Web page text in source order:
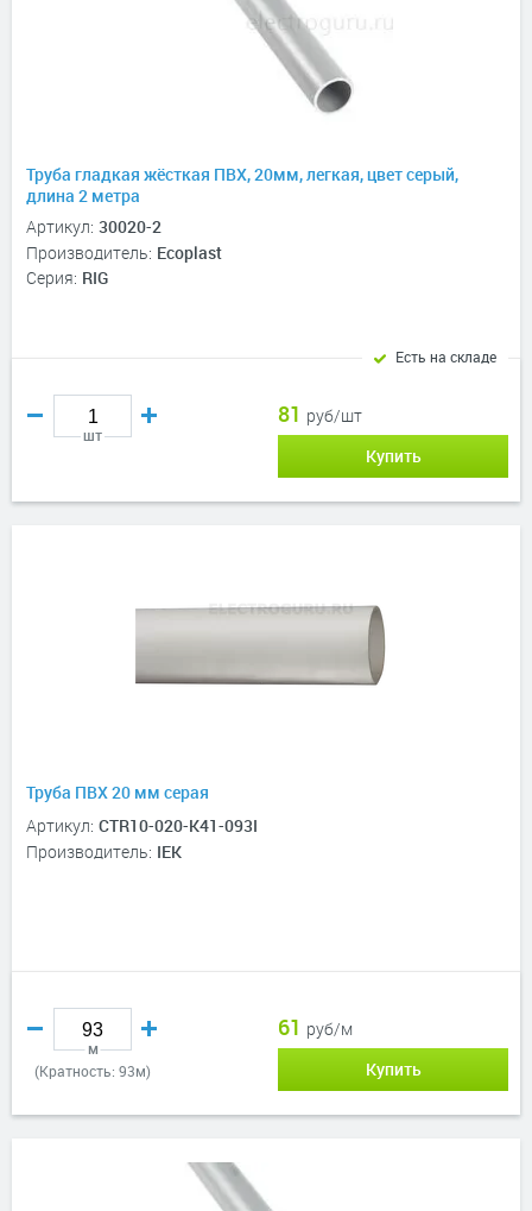
Труба гладкая жёсткая ПВХ, 20мм, легкая, цвет серый,
длина 2 метра
Артикул: 30020-2
Производитель: Ecoplast
Серия: RIG
шт
81 руб/шт
Купить
Есть на складе
Труба ПВХ 20 мм серая
Артикул: CTR10-020-K41-093I
Производитель: IEK
м
(Кратность: 93м)
61 руб/м
Купить